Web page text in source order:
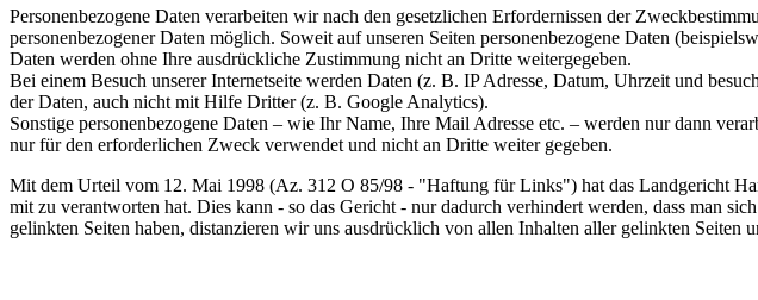
Personenbezogene Daten verarbeiten wir nach den gesetzlichen Erfordernissen der
personenbezogener Daten möglich. Soweit auf unseren Seiten personenbezogene Daten
Daten werden ohne Ihre ausdrückliche Zustimmung nicht an Dritte weitergegeben.
Bei einem Besuch unserer Internetseite werden Daten (z. B. IP Adresse, Datum, Uhrzeit und
der Daten, auch nicht mit Hilfe Dritter (z. B. Google Analytics).
Sonstige personenbezogene Daten – wie Ihr Name, Ihre Mail Adresse etc. – werden nur dann
nur für den erforderlichen Zweck verwendet und nicht an Dritte weiter gegeben.
Mit dem Urteil vom 12. Mai 1998 (Az. 312 O 85/98 - "Haftung für Links") hat das Landgericht
mit zu verantworten hat. Dies kann - so das Gericht - nur dadurch verhindert werden, dass man
gelinkten Seiten haben, distanzieren wir uns ausdrücklich von allen Inhalten aller gelinkten Seiten